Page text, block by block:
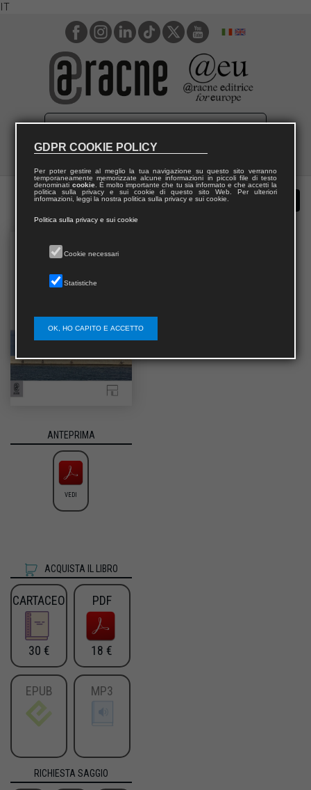
IT
ANTEPRIMA
VEDI
ACQUISTA IL LIBRO
CARTACEO
30 €
PDF
18 €
EPUB MP3
RICHIESTA SAGGIO
GDPR COOKIE POLICY
Per poter gestire al meglio la tua navigazione su questo sito verranno
temporaneamente memorizzate alcune informazioni in piccoli file di testo
denominati cookie. È molto importante che tu sia informato e che accetti la
politica sulla privacy e sui cookie di questo sito Web. Per ulteriori
informazioni, leggi la nostra politica sulla privacy e sui cookie.
Politica sulla privacy e sui cookie
Cookie necessari
Statistiche
OK, HO CAPITO E ACCETTO